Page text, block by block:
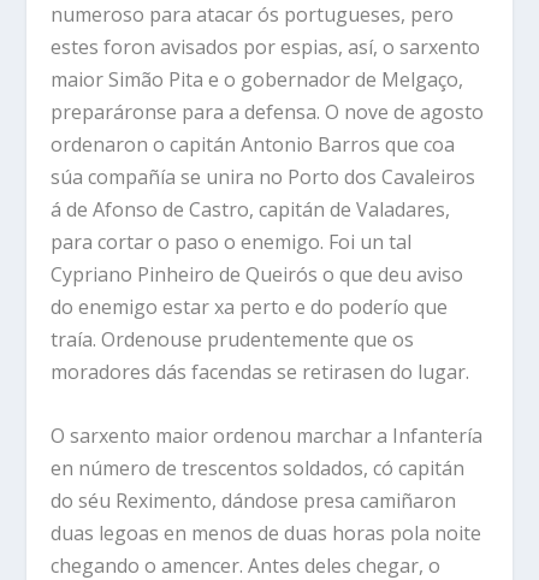
numeroso para atacar ós portugueses, pero
estes foron avisados por espias, así, o sarxento
maior Simão Pita e o gobernador de Melgaço,
preparáronse para a defensa. O nove de agosto
ordenaron o capitán Antonio Barros que coa
súa compañía se unira no Porto dos Cavaleiros
á de Afonso de Castro, capitán de Valadares,
para cortar o paso o enemigo. Foi un tal
Cypriano Pinheiro de Queirós o que deu aviso
do enemigo estar xa perto e do poderío que
traía. Ordenouse prudentemente que os
moradores dás facendas se retirasen do lugar.
O sarxento maior ordenou marchar a Infantería
en número de trescentos soldados, có capitán
do séu Reximento, dándose presa camiñaron
duas legoas en menos de duas horas pola noite
chegando o amencer. Antes deles chegar, o